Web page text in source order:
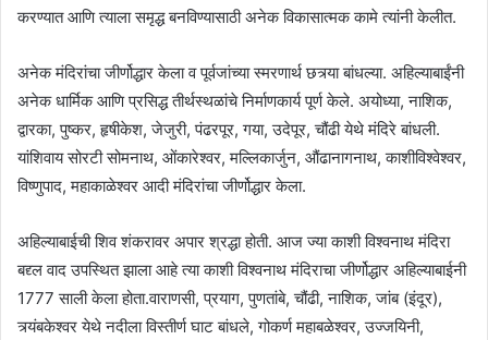
करण्यात आणि त्याला समृद्ध बनविण्यासाठी अनेक विकासात्मक कामे त्यांनी केलीत.
अनेक मंदिरांचा जीर्णोद्धार केला व पूर्वजांच्या स्मरणार्थ छत्र्या बांधल्या. अहिल्याबाईंनी
अनेक धार्मिक आणि प्रसिद्ध तीर्थस्थळांचे निर्माणकार्य पूर्ण केले. अयोध्या, नाशिक,
द्वारका, पुष्कर, हृषीकेश, जेजुरी, पंढरपूर, गया, उदेपूर, चौंढी येथे मंदिरे बांधली.
यांशिवाय सोरटी सोमनाथ, ओंकारेश्वर, मल्लिकार्जुन, औंढानागनाथ, काशीविश्वेश्वर,
विष्णुपाद, महाकाळेश्वर आदी मंदिरांचा जीर्णोद्धार केला.
अहिल्याबाईची शिव शंकरावर अपार श्रद्धा होती. आज ज्या काशी विश्वनाथ मंदिरा
बद्द्ल वाद उपस्थित झाला आहे त्या काशी विश्वनाथ मंदिराचा जीर्णोद्धार अहिल्याबाईनी
1777 साली केला होता.वाराणसी, प्रयाग, पुणतांबे, चौंढी, नाशिक, जांब (इंदूर),
त्र्यंबकेश्वर येथे नदीला विस्तीर्ण घाट बांधले, गोकर्ण महाबळेश्वर, उज्जयिनी,